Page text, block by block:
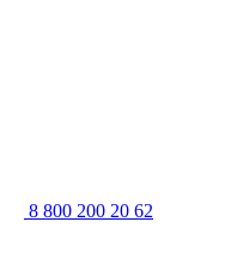
8 800 200 20 62